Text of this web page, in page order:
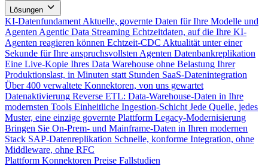
Lösungen
KI-Datenfundament Aktuelle, governte Daten für Ihre Modelle und
Agenten Agentic Data Streaming Echtzeitdaten, auf die Ihre KI-
Agenten reagieren können Echtzeit-CDC Aktualität unter einer
Sekunde für Ihre anspruchsvollsten Agenten Datenbankreplikation
Eine Live-Kopie Ihres Data Warehouse ohne Belastung Ihrer
Produktionslast, in Minuten statt Stunden SaaS-Datenintegration
Über 400 verwaltete Konnektoren, von uns gewartet
Datenaktivierung Reverse ETL: Data-Warehouse-Daten in Ihre
modernsten Tools Einheitliche Ingestion-Schicht Jede Quelle, jedes
Muster, eine einzige governte Plattform Legacy-Modernisierung
Bringen Sie On-Prem- und Mainframe-Daten in Ihren modernen
Stack SAP-Datenreplikation Schnelle, konforme Integration, ohne
Middleware, ohne RFC
Plattform Konnektoren Preise Fallstudien